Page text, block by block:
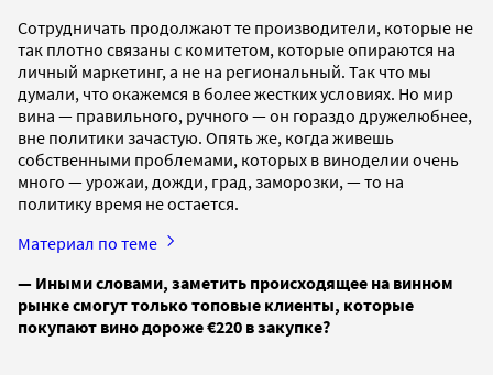
Сотрудничать продолжают те производители, которые не
так плотно связаны с комитетом, которые опираются на
личный маркетинг, а не на региональный. Так что мы
думали, что окажемся в более жестких условиях. Но мир
вина — правильного, ручного — он гораздо дружелюбнее,
вне политики зачастую. Опять же, когда живешь
собственными проблемами, которых в виноделии очень
много — урожаи, дожди, град, заморозки, — то на
политику время не остается.
Материал по теме
— Иными словами, заметить происходящее на винном
рынке смогут только топовые клиенты, которые
покупают вино дороже €220 в закупке?